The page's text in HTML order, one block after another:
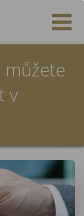
můžete
v